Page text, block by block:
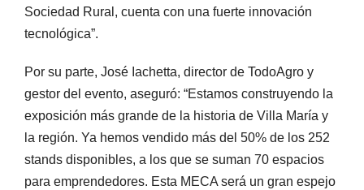
Sociedad Rural, cuenta con una fuerte innovación
tecnológica”.
Por su parte, José Iachetta, director de TodoAgro y
gestor del evento, aseguró: “Estamos construyendo la
exposición más grande de la historia de Villa María y
la región. Ya hemos vendido más del 50% de los 252
stands disponibles, a los que se suman 70 espacios
para emprendedores. Esta MECA será un gran espejo